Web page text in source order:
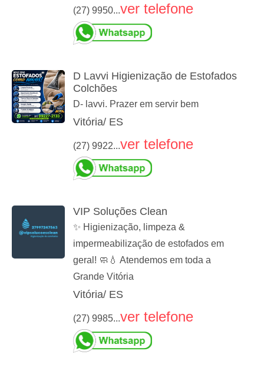
(27) 9950...ver telefone
D Lavvi Higienização de Estofados
Colchões
D- lavvi. Prazer em servir bem
Vitória/ ES
(27) 9922...ver telefone
VIP Soluções Clean
✨ Higienização, limpeza &
impermeabilização de estofados em
geral! 🧼💧 Atendemos em toda a
Grande Vitória
Vitória/ ES
(27) 9985...ver telefone